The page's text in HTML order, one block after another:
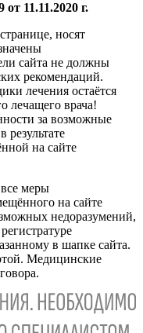
11.11.2020 г.
носят
сайта не должны
рекомендаций.
лечения остаётся
лечащего врача!
за возможные
результате
на сайте
меры
на сайте
недоразумений,
в шапке сайта.
Медицинские